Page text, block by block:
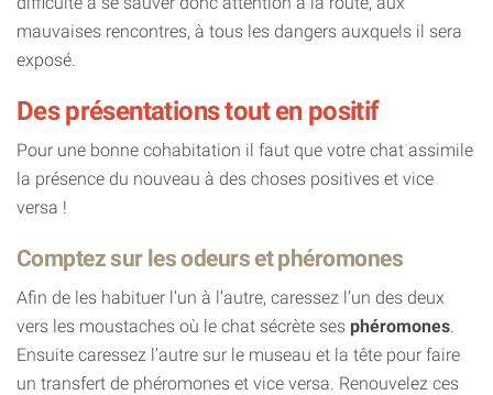
mauvaises rencontres, à tous les dangers auxquels il sera
exposé.
Des présentations tout en positif
Pour une bonne cohabitation il faut que votre chat assimile
la présence du nouveau à des choses positives et vice
versa !
Comptez sur les odeurs et phéromones
Afin de les habituer l’un à l’autre, caressez l’un des deux
vers les moustaches où le chat sécrète ses phéromones
Ensuite caressez l’autre sur le museau et la tête pour faire
un transfert de phéromones et vice versa. Renouvelez ces